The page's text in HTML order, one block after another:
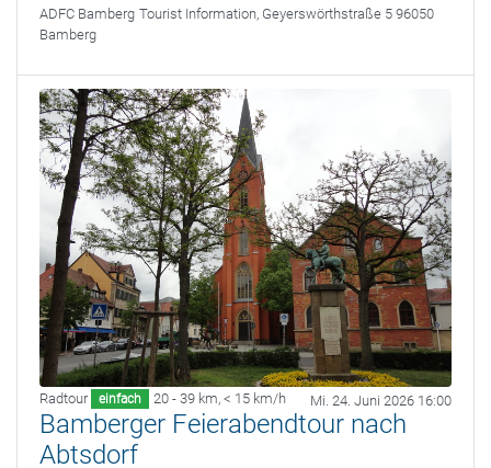
ADFC Bamberg Tourist Information, Geyerswörthstraße 5 96050
Bamberg
Radtour einfach 20 - 39 km, < 15 km/h Mi. 24. Juni 2026 16:00
Bamberger Feierabendtour nach
Abtsdorf